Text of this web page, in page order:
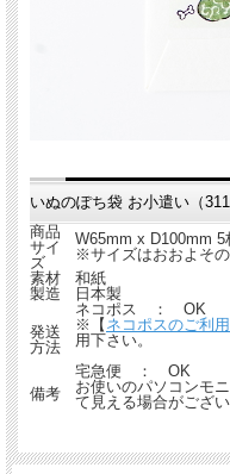
いぬのぽち袋 お小遣い（
商品
サイ
ズ
W65mm x D100mm 5
※サイズはおおよその
素材
和紙
製造
日本製
発送
方法
ネコポス ： OK
※【 ネコポスのご利
用下さい。
宅急便 ： OK
備考
お使いのパソコンモ
て見える場合がござ